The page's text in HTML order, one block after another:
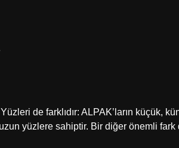
de farklıdır: ALPAK’ların küçük,
yüzlere sahiptir. Bir diğer önemli fark